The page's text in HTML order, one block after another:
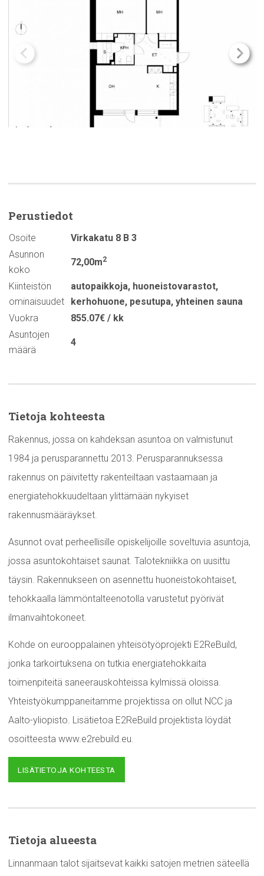
Perustiedot
Osoite
Virkakatu 8 B 3
Asunnon
koko
72,00m2
Kiinteistön
ominaisuudet
autopaikkoja, huoneistovarastot,
kerhohuone, pesutupa, yhteinen sauna
Vuokra
855.07€ / kk
Asuntojen
määrä
4
Tietoja kohteesta
Rakennus, jossa on kahdeksan asuntoa on valmistunut
1984 ja perusparannettu 2013. Perusparannuksessa
rakennus on päivitetty rakenteiltaan vastaamaan ja
energiatehokkuudeltaan ylittämään nykyiset
rakennusmääräykset.
Asunnot ovat perheellisille opiskelijoille soveltuvia asuntoja,
jossa asuntokohtaiset saunat. Talotekniikka on uusittu
täysin. Rakennukseen on asennettu huoneistokohtaiset,
tehokkaalla lämmöntalteenotolla varustetut pyörivät
ilmanvaihtokoneet.
Kohde on eurooppalainen yhteisötyöprojekti E2ReBuild,
jonka tarkoirtuksena on tutkia energiatehokkaita
toimenpiteitä saneerauskohteissa kylmissä oloissa.
Yhteistyökumppaneitamme projektissa on ollut NCC ja
Aalto-yliopisto. Lisätietoa E2ReBuild projektista löydät
osoitteesta www.e2rebuild.eu.
LISÄTIETOJA KOHTEESTA
Tietoja alueesta
Linnanmaan talot sijaitsevat kaikki satojen metrien säteellä